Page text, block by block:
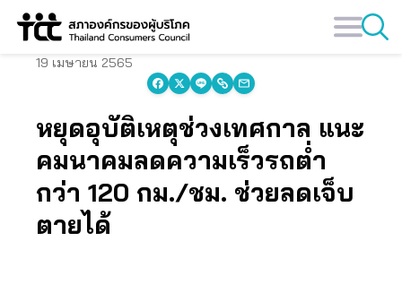
Skip
19 เมษายน 2565
หยุดอุบัติเหตุช่วงเทศกาล แนะ
คมนาคมลดความเร็วรถต่ำ
กว่า 120 กม./ชม. ช่วยลดเจ็บ
ตายได้